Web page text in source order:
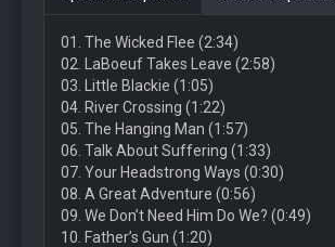
01. The Wicked Flee (2:34)
02. LaBoeuf Takes Leave (2:58)
03. Little Blackie (1:05)
04. River Crossing (1:22)
05. The Hanging Man (1:57)
06. Talk About Suffering (1:33)
07. Your Headstrong Ways (0:30)
08. A Great Adventure (0:56)
09. We Don’t Need Him Do We? (0:49)
10. Father’s Gun (1:20)